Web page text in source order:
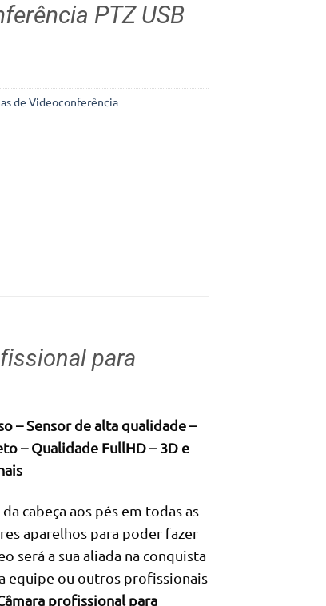
PTZ USB
de Videoconferência
para
– Sensor de alta qualidade –
– Qualidade FullHD – 3D e
cabeça aos pés em todas as
aparelhos para poder fazer
será a sua aliada na conquista
equipe ou outros profissionais
profissional para